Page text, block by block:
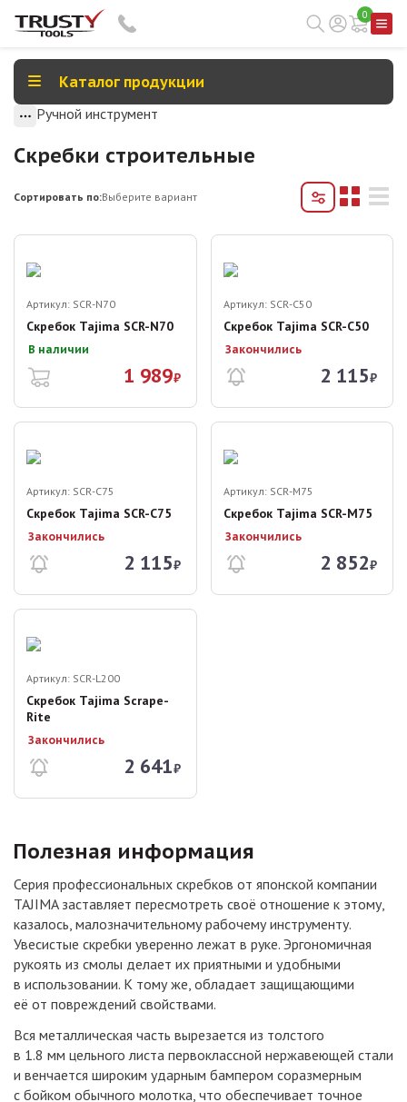
0
Каталог продукции
Ручной инструмент
Скребки строительные
Сортировать по:Выберите вариант
Артикул: SCR-N70
Скребок Tajima SCR-N70
В наличии
1 989₽
Артикул: SCR-C50
Скребок Tajima SCR-C50
Закончились
2 115₽
Артикул: SCR-C75
Скребок Tajima SCR-C75
Закончились
2 115₽
Артикул: SCR-M75
Скребок Tajima SCR-M75
Закончились
2 852₽
Артикул: SCR-L200
Скребок Tajima Scrape-
Rite
Закончились
2 641₽
Полезная информация
Серия профессиональных скребков от японской компании
TAJIMA заставляет пересмотреть своё отношение к этому,
казалось, малозначительному рабочему инструменту.
Увесистые скребки уверенно лежат в руке. Эргономичная
рукоять из смолы делает их приятными и удобными
в использовании. К тому же, обладает защищающими
её от повреждений свойствами.
Вся металлическая часть вырезается из толстого
в 1.8 мм цельного листа первоклассной нержавеющей стали
и венчается широким ударным бампером соразмерным
с бойком обычного молотка, что обеспечивает точное